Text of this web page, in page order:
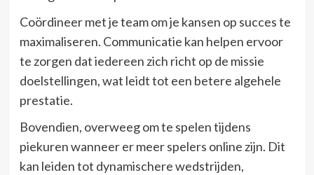
Coördineer met je team om je kansen op succes te
maximaliseren. Communicatie kan helpen ervoor
te zorgen dat iedereen zich richt op de missie
doelstellingen, wat leidt tot een betere algehele
prestatie.
Bovendien, overweeg om te spelen tijdens
piekuren wanneer er meer spelers online zijn. Dit
kan leiden tot dynamischere wedstrijden,